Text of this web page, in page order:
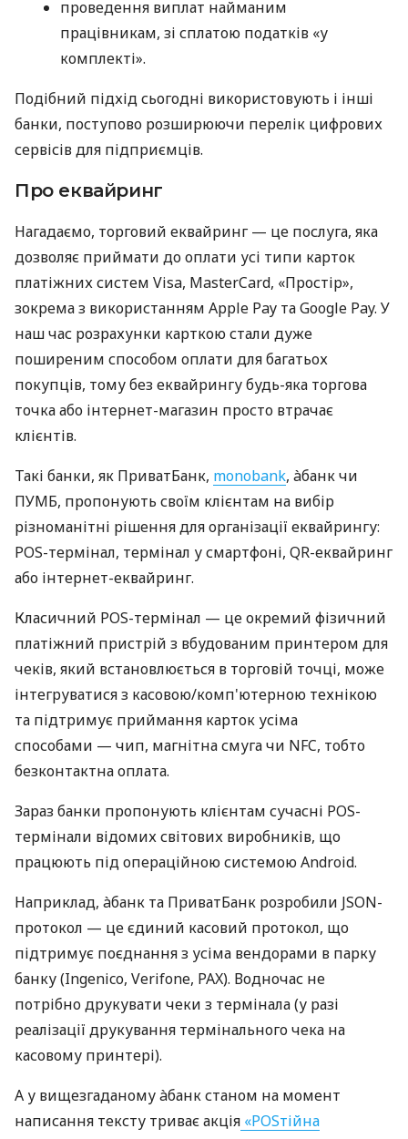
проведення виплат найманим
працівникам, зі сплатою податків «у
комплекті».
Подібний підхід сьогодні використовують і інші
банки, поступово розширюючи перелік цифрових
сервісів для підприємців.
Про еквайринг
Нагадаємо, торговий еквайринг — це послуга, яка
дозволяє приймати до оплати усі типи карток
платіжних систем Visa, MasterCard, «Простір»,
зокрема з використанням Apple Pay та Google Pay. У
наш час розрахунки карткою стали дуже
поширеним способом оплати для багатьох
покупців, тому без еквайрингу будь-яка торгова
точка або інтернет-магазин просто втрачає
клієнтів.
Такі банки, як ПриватБанк, monobank, àбанк чи
ПУМБ, пропонують своїм клієнтам на вибір
різноманітні рішення для організації еквайрингу:
POS-термінал, термінал у смартфоні, QR-еквайринг
або інтернет-еквайринг.
Класичний POS-термінал — це окремий фізичний
платіжний пристрій з вбудованим принтером для
чеків, який встановлюється в торговій точці, може
інтегруватися з касовою/комп'ютерною технікою
та підтримує приймання карток усіма
способами — чип, магнітна смуга чи NFC, тобто
безконтактна оплата.
Зараз банки пропонують клієнтам сучасні POS-
термінали відомих світових виробників, що
працюють під операційною системою Android.
Наприклад, àбанк та ПриватБанк розробили JSON-
протокол — це єдиний касовий протокол, що
підтримує поєднання з усіма вендорами в парку
банку (Ingenico, Verifone, PAX). Водночас не
потрібно друкувати чеки з термінала (у разі
реалізації друкування термінального чека на
касовому принтері).
А у вищезгаданому àбанк станом на момент
написання тексту триває акція «POSтійна